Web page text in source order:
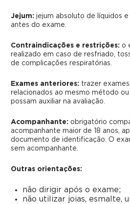
Jejum: jejum absoluto de líquidos
antes do exame.
Contraindicações e restrições: o
realizado em caso de resfriado,
de complicações respiratórias.
Exames anteriores: trazer
relacionados ao mesmo método
possam auxiliar na avaliação.
Acompanhante: obrigatório
acompanhante maior de 18 anos,
documento de identificação. O
sem acompanhante.
Outras orientações:
não dirigir após o exame;
não utilizar joias, esmalte,